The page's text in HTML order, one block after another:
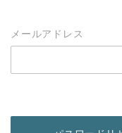
メールアドレス